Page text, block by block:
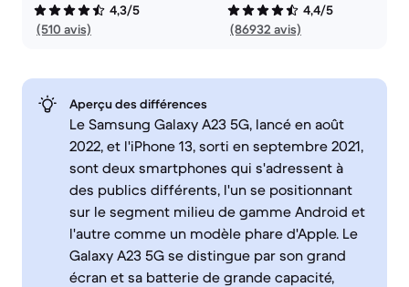
4,3/5
(510 avis)
4,4/5
(86932 avis)
Aperçu des différences
Le Samsung Galaxy A23 5G, lancé en août
2022, et l'iPhone 13, sorti en septembre 2021,
sont deux smartphones qui s'adressent à
des publics différents, l'un se positionnant
sur le segment milieu de gamme Android et
l'autre comme un modèle phare d'Apple. Le
Galaxy A23 5G se distingue par son grand
écran et sa batterie de grande capacité,